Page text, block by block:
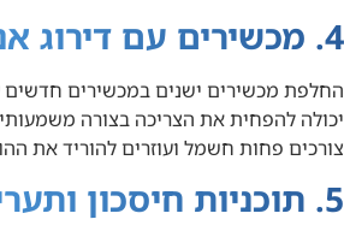
4. מכשירים עם דירוג אנרגטי גבוה
החלפת מכשירים ישנים במכשירים חדשים
יכולה להפחית את הצריכה בצורה
צורכים פחות חשמל ועוזרים להוריד את
5. תוכניות חיסכון ותעריפים משתנים